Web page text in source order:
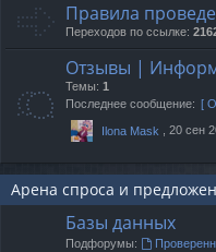
ы
Правила
Переходов по ссылке:
Отзывы |
Темы: 1
Последнее сообщение: [
Ilona Mask , 20 сен
Арена спроса и
Базы данных
Подфорумы: